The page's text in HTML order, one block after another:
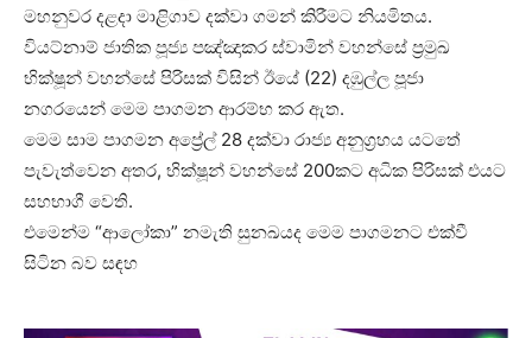
මහනුවර දළදා මාළිගාව දක්වා ගමන් කිරීමට නියමිතය.
වියට්නාම් ජාතික පූජ්‍ය පඤ්ඤාකර ස්වාමින් වහන්සේ ප්‍රමුඛ
භික්ෂූන් වහන්සේ පිරිසක් විසින් ඊයේ (22) දඹුල්ල පූජා
නගරයෙන් මෙම පාගමන ආරම්භ කර ඇත.
මෙම සාම පාගමන අප්‍රේල් 28 දක්වා රාජ්‍ය අනුග්‍රහය යටතේ
පැවැත්වෙන අතර, භික්ෂූන් වහන්සේ 200කට අධික පිරිසක් එයට
සහභාගී වෙති.
එමෙන්ම “ආලෝකා” නමැති සුනඛයද මෙම පාගමනට එක්වී
සිටින බව සඳහ